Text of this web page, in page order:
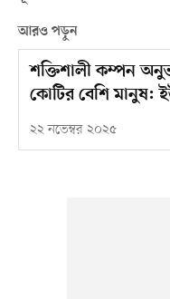
আরও পড়ুন
শক্তিশালী কম্পন
কোটির বেশি মানুষ:
২২ নভেম্বর ২০২৫